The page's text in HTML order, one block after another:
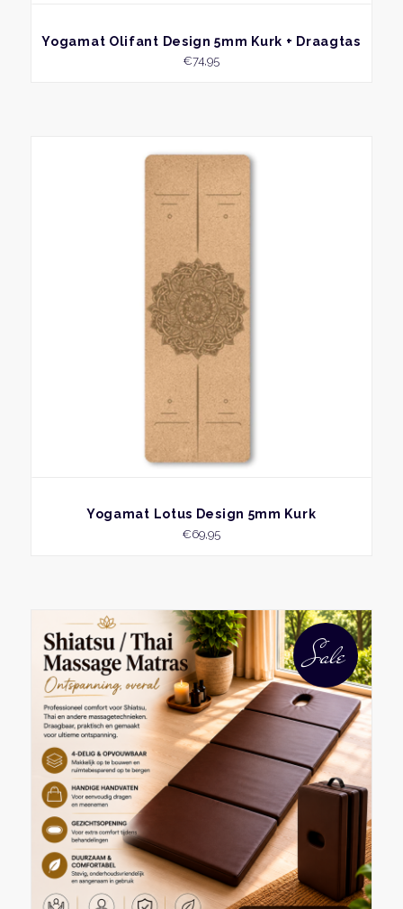
BEKIJK
Yogamat Olifant Design 5mm Kurk + Draagtas
€74,95
BEKIJK
Yogamat Lotus Design 5mm Kurk
€69,95
Sale
Dit
heeft
optie
de